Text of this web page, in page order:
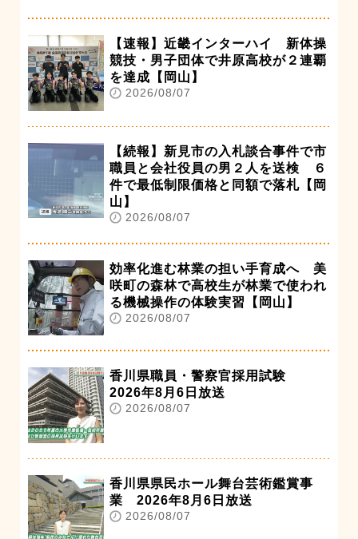
【速報】近畿インターハイ 新体操
競技・男子団体で井原高校が２連覇
を達成【岡山】
2026/08/07
【続報】新見市の入札談合事件で市
職員と会社役員の男２人を送検 ６
件で最低制限価格と同額で落札【岡
山】
2026/08/07
効率化進む林業の担い手育成へ 美
咲町の森林で高校生が林業で使われ
る機械操作の体験実習【岡山】
2026/08/07
香川県職員・警察官採用試験
2026年8月6日放送
2026/08/07
香川県県民ホール舞台芸術鑑賞事
業 2026年8月6日放送
2026/08/07